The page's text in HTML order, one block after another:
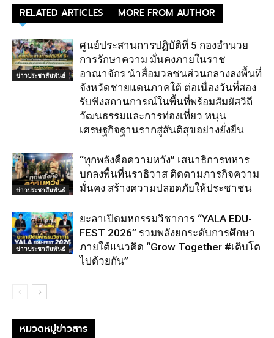
RELATED ARTICLES MORE FROM AUTHOR
ข่าวประชาสัมพันธ์
ศูนย์ประสานการปฏิบัติที่ 5 กองอำนวย
การรักษาความ มั่นคงภายในราช
อาณาจักร นำสื่อมวลชนส่วนกลางลงพื้นที่
จังหวัดชายแดนภาคใต้ ต่อเนื่องวันที่สอง
รับฟังสถานการณ์ในพื้นที่พร้อมสัมผัสวิถี
วัฒนธรรมและการท่องเที่ยว หนุน
เศรษฐกิจฐานรากสู่สันติสุขอย่างยั่งยืน
ข่าวประชาสัมพันธ์
“ทุกพลังคือความหวัง” เสนาธิการทหาร
บกลงพื้นที่นราธิวาส ติดตามภารกิจความ
มั่นคง สร้างความปลอดภัยให้ประชาชน
ข่าวประชาสัมพันธ์
ยะลาเปิดมหกรรมวิชาการ “YALA EDU-
FEST 2026” รวมพลังยกระดับการศึกษา
ภายใต้แนวคิด “Grow Together #เติบโต
ไปด้วยกัน”
หมวดหมู่ข่าวสาร